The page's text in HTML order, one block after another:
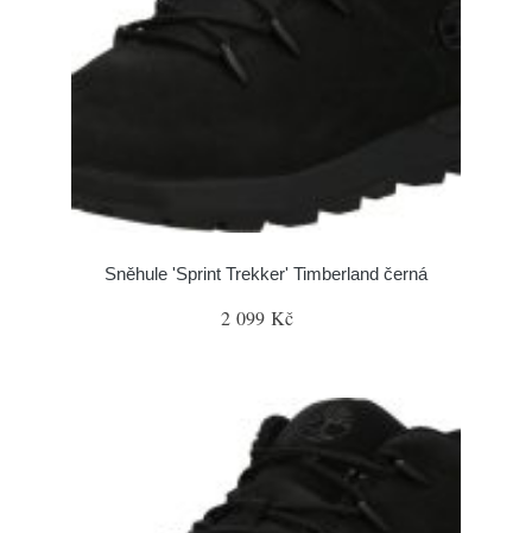
Sněhule 'Sprint Trekker' Timberland černá
2 099 Kč